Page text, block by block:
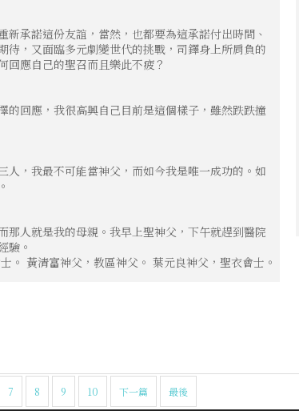
承諾這份友誼，當然，也都要為這承諾付出時間、
待，又面臨多元劇變世代的挑戰，司鐸身上所肩負的
回應自己的聖召而且樂此不疲？
的回應，我很高興自己目前是這個樣子，雖然跌跌撞
，我最不可能當神父，而如今我是唯一成功的。如
人就是我的母親。我早上聖神父，下午就趕到醫院
驗。
。 黃清富神父，教區神父。 葉元良神父，聖衣會士。
7 8 9 10 下一篇 最後